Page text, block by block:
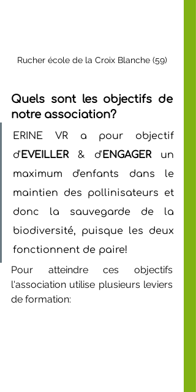
Rucher école de la Croix Blanche (59)
Quels sont les objectifs de
notre association?
ERINE VR a pour objectif
d'EVEILLER & d'ENGAGER un
maximum d'enfants dans le
maintien des pollinisateurs et
donc la sauvegarde de la
biodiversité, puisque les deux
fonctionnent de paire!
Pour atteindre ces objectifs
l'association utilise plusieurs leviers
de formation: